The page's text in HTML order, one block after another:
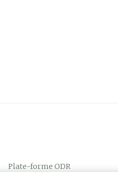
Plate-forme ODR